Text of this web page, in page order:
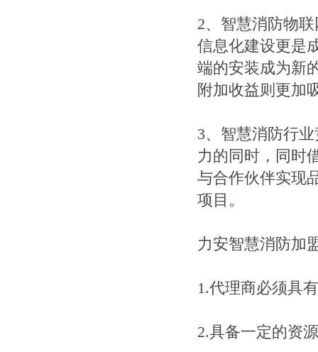
2、智慧消防物
信息化建设更是
端的安装成为新
附加收益则更加
3、智慧消防行
力的同时，同时
与合作伙伴实现
项目。
力安智慧消防加
1.代理商必须具
2.具备一定的资